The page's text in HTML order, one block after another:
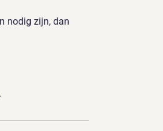
nodig zijn, dan